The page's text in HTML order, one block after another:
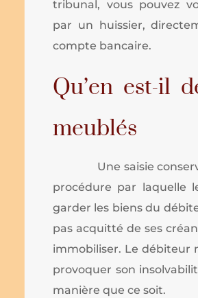
tribunal, vous pouvez
par un huissier,
compte bancaire.
Qu’en est-il
meublés
Une saisie
procédure par laquelle
garder les biens du
pas acquitté de ses
immobiliser. Le débiteur
provoquer son
manière que ce soit.